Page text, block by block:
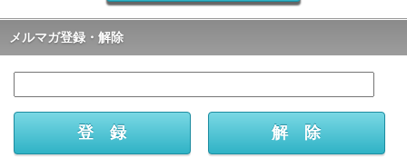
メルマガ登録・解除